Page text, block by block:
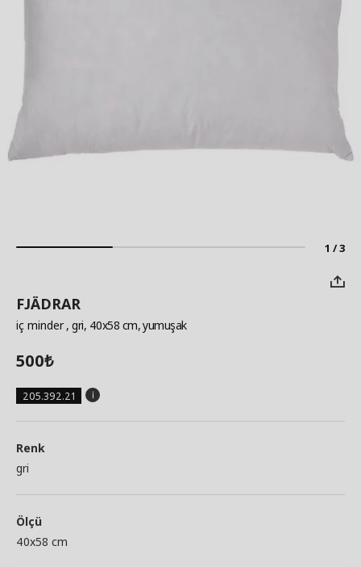
1 / 3
FJÄDRAR
iç minder, gri, 40x58 cm, yumuşak
500₺
205.392.21
Renk
gri
Ölçü
40x58 cm